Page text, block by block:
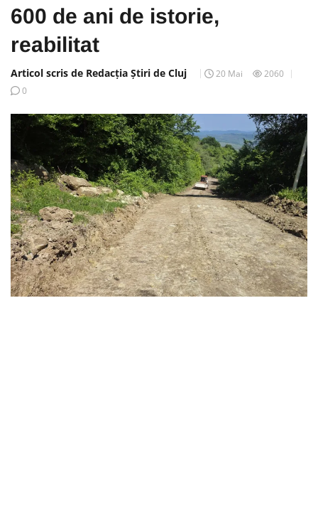
600 de ani de istorie,
reabilitat
Articol scris de Redacția Știri de Cluj 20 Mai
2060
0